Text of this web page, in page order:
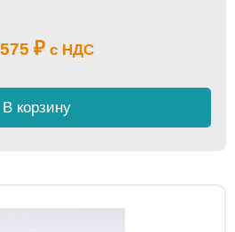
₽ с НДС
В корзину